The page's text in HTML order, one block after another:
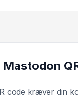
code kræver din